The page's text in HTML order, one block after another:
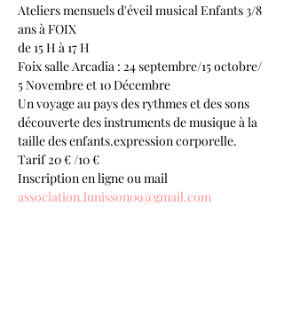
Ateliers mensuels d'éveil musical Enfants 3/8
ans à FOIX
de 15 H à 17 H
Foix salle Arcadia : 24 septembre/15 octobre/
5 Novembre et 10 Décembre
Un voyage au pays des rythmes et des sons
découverte des instruments de musique à la
taille des enfants.expression corporelle.
Tarif 20 € /10 €
Inscription en ligne ou mail
association.lunisson09@gmail.com